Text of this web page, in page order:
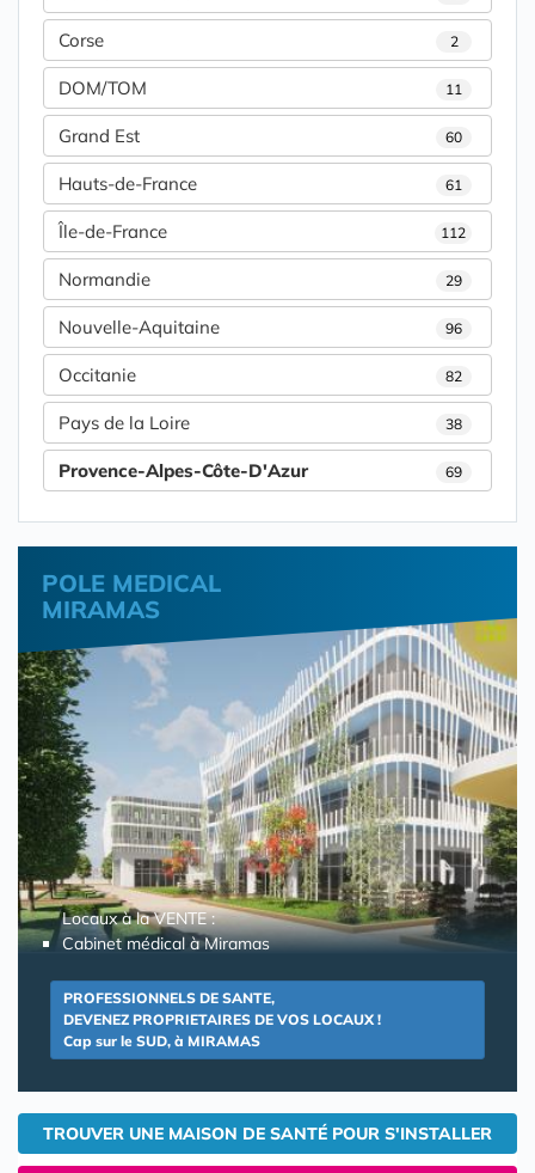
Corse 2
DOM/TOM 11
Grand Est 60
Hauts-de-France 61
Île-de-France 112
Normandie 29
Nouvelle-Aquitaine 96
Occitanie 82
Pays de la Loire 38
Provence-Alpes-Côte-D'Azur 69
POLE MEDICAL
MIRAMAS
Locaux à la VENTE :
Cabinet médical à Miramas
PROFESSIONNELS DE SANTE,
DEVENEZ PROPRIETAIRES DE VOS LOCAUX !
Cap sur le SUD, à MIRAMAS
TROUVER UNE MAISON DE SANTÉ POUR S'INSTALLER